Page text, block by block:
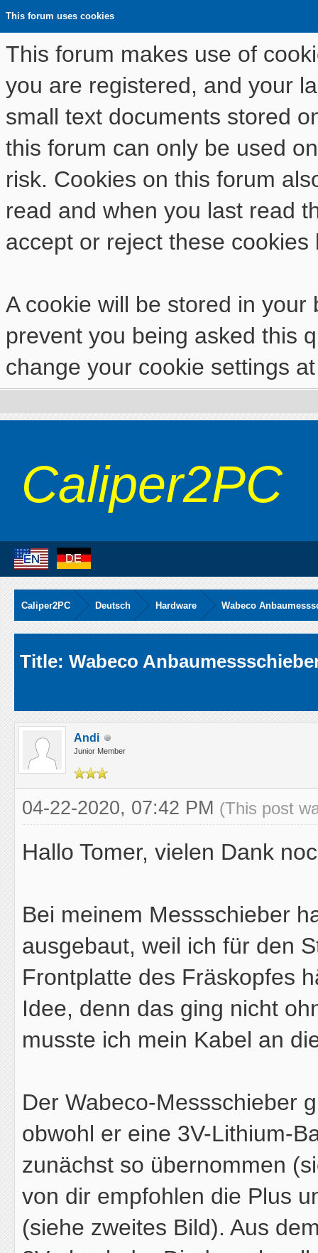
This forum uses cookies
This forum makes use of
you are registered, and your
small text documents stored
this forum can only be used
risk. Cookies on this forum
read and when you last read
accept or reject these cookies
A cookie will be stored in
prevent you being asked this
change your cookie settings
Caliper2PC
Caliper2PC Deutsch Hardware Wabeco
Title: Wabeco
Andi
Junior Member
04-22-2020, 07:42 PM (This post
Hallo Tomer, vielen Dank
Bei meinem Messschieber
ausgebaut, weil ich für den
Frontplatte des Fräskopfes
Idee, denn das ging nicht
musste ich mein Kabel an
Der Wabeco-Messschieber
obwohl er eine 3V-Lithium-
zunächst so übernommen
von dir empfohlen die Plus
(siehe zweites Bild). Aus